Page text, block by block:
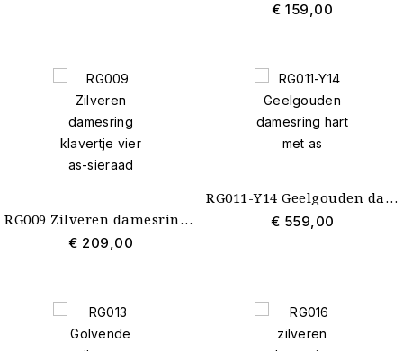
€ 159,00
RG009 Zilveren damesring klavertje vier as-sieraad
€ 209,00
RG011-Y14 Geelgouden damesring hart met as
€ 559,00